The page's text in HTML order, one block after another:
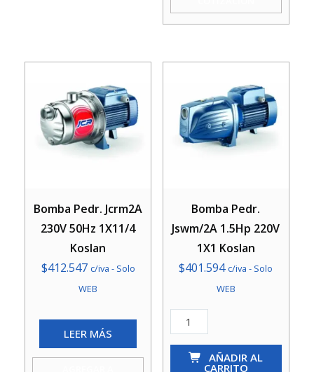
cantidad
Bomba Pedr. Jcrm2A
230V 50Hz 1X11/4
Koslan
$412.547 c/iva - Solo
WEB
LEER MÁS
Bomba Pedr.
Jswm/2A 1.5Hp 220V
1X1 Koslan
$401.594 c/iva - Solo
WEB
Bomba
Pedr.
Jswm/2AAÑADIR AL
CARRITO